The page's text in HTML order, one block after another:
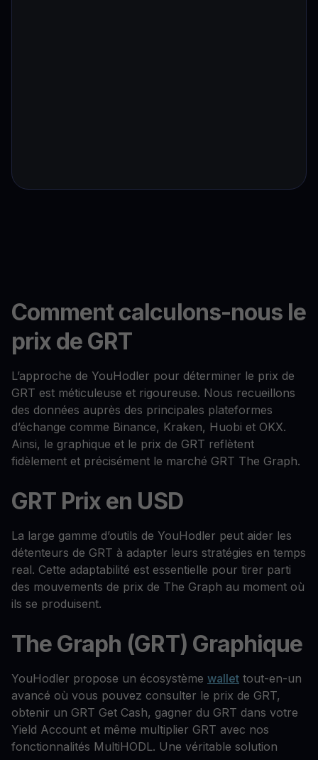
Comment calculons-nous le
prix de GRT
L’approche de YouHodler pour déterminer le prix de
GRT est méticuleuse et rigoureuse. Nous recueillons
des données auprès des principales plateformes
d’échange comme Binance, Kraken, Huobi et OKX.
Ainsi, le graphique et le prix de GRT reflètent
fidèlement et précisément le marché GRT The Graph.
GRT Prix en USD
La large gamme d’outils de YouHodler peut aider les
détenteurs de GRT à adapter leurs stratégies en temps
real. Cette adaptabilité est essentielle pour tirer parti
des mouvements de prix de The Graph au moment où
ils se produisent.
The Graph (GRT) Graphique
YouHodler propose un écosystème wallet tout-en-un
avancé où vous pouvez consulter le prix de GRT,
obtenir un GRT Get Cash, gagner du GRT dans votre
Yield Account et même multiplier GRT avec nos
fonctionnalités MultiHODL. Une véritable solution